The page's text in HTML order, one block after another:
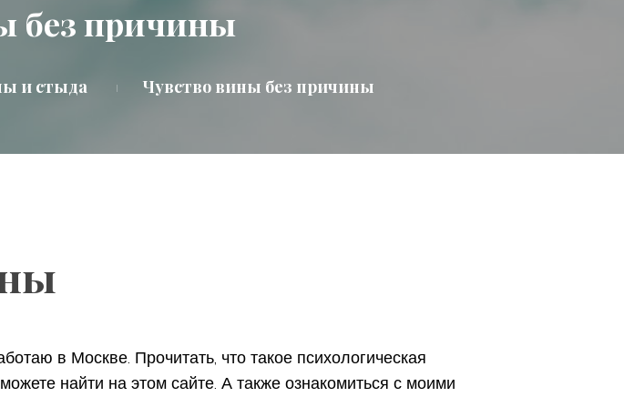
без причины
и стыда Чувство вины без причины
в Москве. Прочитать, что такое психологическая
найти на этом сайте. А также ознакомиться с моими